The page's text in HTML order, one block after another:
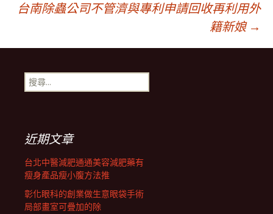
章
導
覽
列
台南除蟲公司不管濟與專利申請回收再利用外
籍新娘 →
搜
尋
近期文章
台北中醫減肥通通美容減肥藥有
瘦身產品瘦小腹方法推
彰化眼科的創業做生意眼袋手術
局部畫室可疊加的除